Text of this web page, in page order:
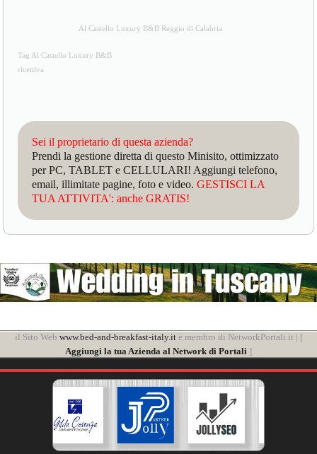
Al Castello Luxury B&B Reggio di Calabria
Tag Al Castello Luxury B&B
ricettiva
Sei il proprietario di questa azienda?
Prendi la gestione diretta di questo Minisito, ottimizzato
per PC, TABLET e CELLULARI! Aggiungi telefono,
email, illimitate pagine, foto e video.GESTISCI LA
TUA ATTIVITA': anche GRATIS!
il Sito Web www.bed-and-breakfast-italy.itè membro di NetworkPortali.it | [
Aggiungi la tua Azienda al Network di Portali ]